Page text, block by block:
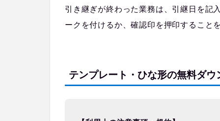
引き継ぎが終わった業務は、引継日を記
ークを付けるか、確認印を押印すること
テンプレート・ひな形の無料ダウ